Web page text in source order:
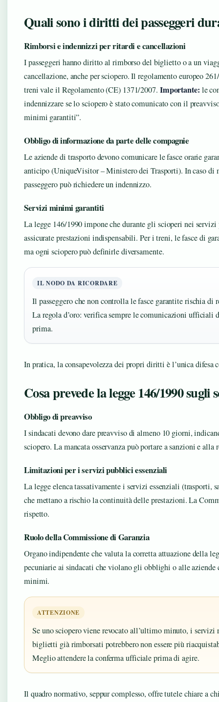
Quali sono i diritti dei passeggeri
Rimborsi e indennizzi per ritardi e cancellazioni
I passeggeri hanno diritto al rimborso del biglietto o a un
cancellazione, anche per sciopero. Il regolamento europeo
treni vale il Regolamento (CE) 1371/2007. Importante: le
indennizzare se lo sciopero è stato comunicato con il
minimi garantiti”.
Obbligo di informazione da parte delle compagnie
Le aziende di trasporto devono comunicare le fasce orarie
anticipo (UniqueVisitor – Ministero dei Trasporti). In caso di
passeggero può richiedere un indennizzo.
Servizi minimi garantiti
La legge 146/1990 impone che durante gli scioperi nei
assicurate prestazioni indispensabili. Per i treni, le fasce di
ma ogni sciopero può definirle diversamente.
IL NODO DA RICORDARE
Il passeggero che non controlla le fasce garantite rischia di
La regola d’oro: verifica sempre le comunicazioni ufficiali
prima.
In pratica, la consapevolezza dei propri diritti è l’unica
Cosa prevede la legge 146/1990 sugli
Obbligo di preavviso
I sindacati devono dare preavviso di almeno 10 giorni,
sciopero. La mancata osservanza può portare a sanzioni e alla
Limitazioni per i servizi pubblici essenziali
La legge elenca tassativamente i servizi essenziali (trasporti,
che mettano a rischio la continuità delle prestazioni. La
rispetto.
Ruolo della Commissione di Garanzia
Organo indipendente che valuta la corretta attuazione della
pecuniarie ai sindacati che violano gli obblighi o alle aziende
minimi.
ATTENZIONE
Se uno sciopero viene revocato all’ultimo minuto, i
biglietti già rimborsati potrebbero non essere più
Meglio attendere la conferma ufficiale prima di agire.
Il quadro normativo, seppur complesso, offre tutele chiare a